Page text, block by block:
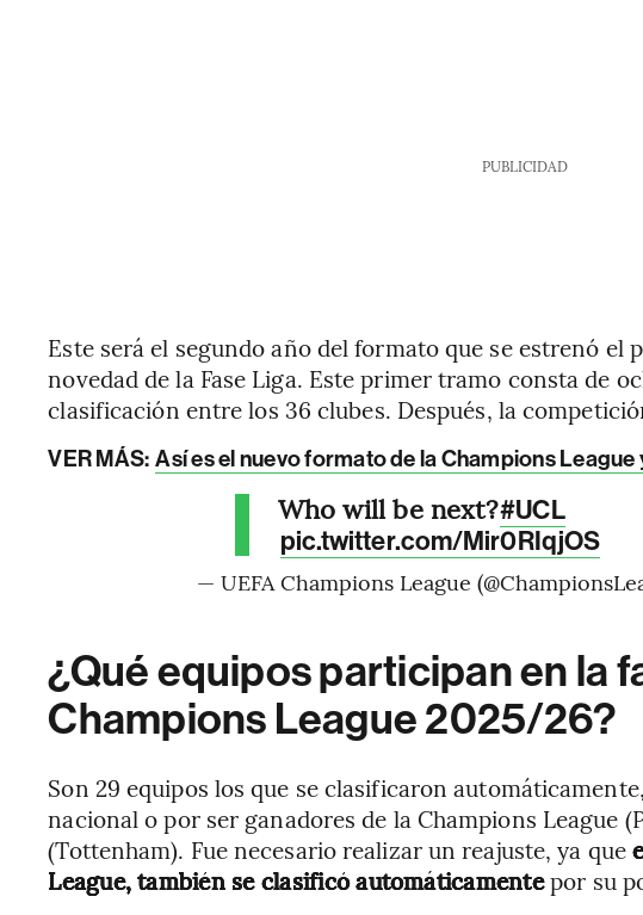
PUBLICIDAD
Este será el segundo año del formato que se estrenó el
novedad de la Fase Liga. Este primer tramo consta de
clasificación entre los 36 clubes. Después, la
VER MÁS: Así es el nuevo formato de la Champions
Who will be next?#UCL
pic.twitter.com/Mir0RIqjOS
— UEFA Champions League
¿Qué equipos participan en la
Champions League 2025/26?
Son 29 equipos los que se clasificaron
nacional o por ser ganadores de la Champions League
(Tottenham). Fue necesario realizar un reajuste, ya que
League, también se clasificó automáticamentepor su